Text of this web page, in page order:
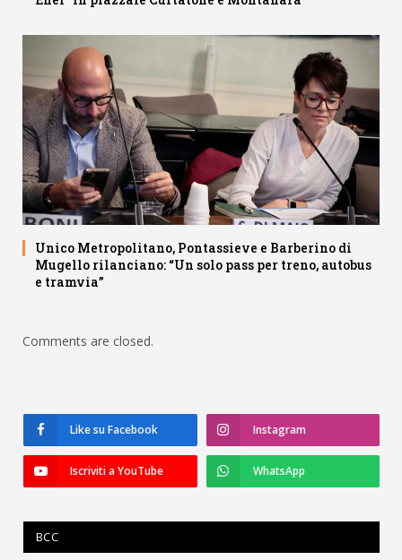
Unico Metropolitano, Pontassieve e Barberino di
Mugello rilanciano: “Un solo pass per treno, autobus
e tramvia”
Comments are closed.
Like su Facebook Instagram
Iscriviti a YouTube WhatsApp
BCC